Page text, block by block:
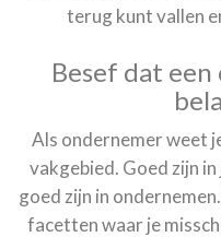
terug kunt vallen
Besef dat
Als ondernemer weet
vakgebied. Goed zijn
goed zijn in
facetten waar je